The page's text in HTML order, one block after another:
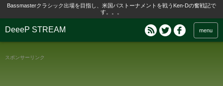
Bassmasterクラシック出場を目指し、米国バストーナメントを戦うKen-Dの奮戦記で
す。。。
DeeeP STREAM menu
スポンサーリンク